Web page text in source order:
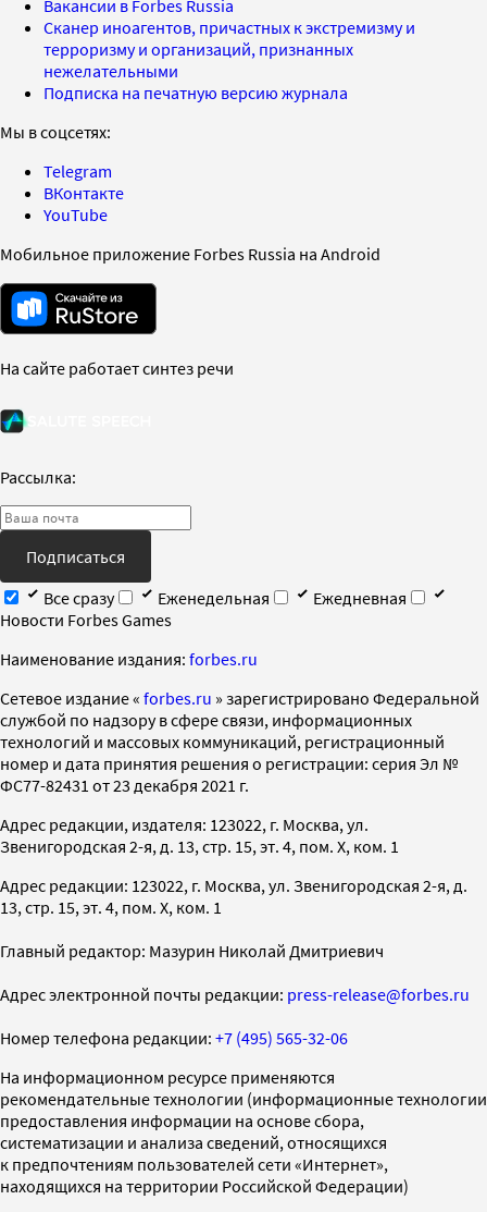
Вакансии в Forbes Russia
Сканер иноагентов, причастных к экстремизму и
терроризму и организаций, признанных
нежелательными
Подписка на печатную версию журнала
Мы в соцсетях:
Telegram
ВКонтакте
YouTube
Мобильное приложение Forbes Russia на Android
На сайте работает синтез речи
Рассылка:
Подписаться
Все сразу
Еженедельная
Ежедневная
Новости Forbes Games
Наименование издания: forbes.ru
Cетевое издание « forbes.ru » зарегистрировано Федеральной
службой по надзору в сфере связи, информационных
технологий и массовых коммуникаций, регистрационный
номер и дата принятия решения о регистрации: серия Эл №
ФС77-82431 от 23 декабря 2021 г.
Адрес редакции, издателя: 123022, г. Москва, ул.
Звенигородская 2-я, д. 13, стр. 15, эт. 4, пом. X, ком. 1
Адрес редакции: 123022, г. Москва, ул. Звенигородская 2-я, д.
13, стр. 15, эт. 4, пом. X, ком. 1
Главный редактор: Мазурин Николай Дмитриевич
Адрес электронной почты редакции: press-release@forbes.ru
Номер телефона редакции: +7 (495) 565-32-06
На информационном ресурсе применяются
рекомендательные технологии (информационные технологии
предоставления информации на основе сбора,
систематизации и анализа сведений, относящихся
к предпочтениям пользователей сети «Интернет»,
находящихся на территории Российской Федерации)